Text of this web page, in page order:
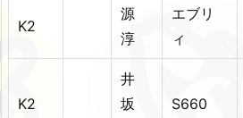
K2
源
淳
エブリ
ィ
K2
井
坂
S660